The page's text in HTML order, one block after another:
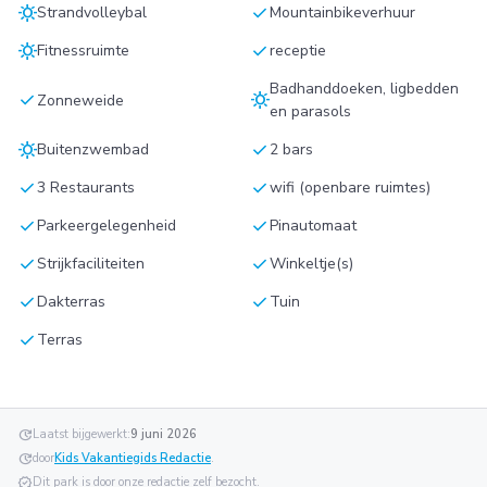
sunnyStrandvolleybal checkMountainbikeverhuur
sunnyFitnessruimte checkreceptie
check Zonneweide sunnyBadhanddoeken, ligbedden
en parasols
sunnyBuitenzwembad check 2 bars
check3 Restaurants checkwifi (openbare ruimtes)
checkParkeergelegenheid checkPinautomaat
checkStrijkfaciliteiten checkWinkeltje(s)
checkDakterras check Tuin
check Terras
updateLaatst bijgewerkt:9 juni 2026
updatedoorKids Vakantiegids Redactie.
verifiedDit park is door onze redactie zelf bezocht.